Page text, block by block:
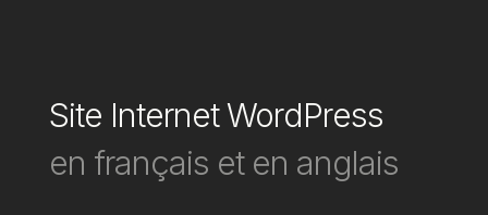
Site Internet WordPress
en français et en anglais